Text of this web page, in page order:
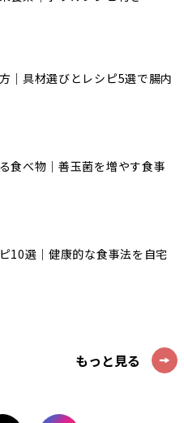
｜具材選びとレシピ5選で腸内
食べ物｜善玉菌を増やす食事
10選｜健康的な食事法を自宅
もっと見る